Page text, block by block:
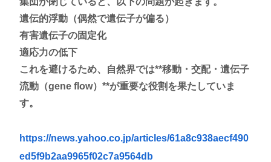
遺伝的浮動（偶然で遺伝子が偏る）
有害遺伝子の固定化
適応力の低下
これを避けるため、自然界では**移動・交配・遺伝子
流動（gene flow）**が重要な役割を果たしていま
す。
https://news.yahoo.co.jp/articles/61a8c938aecf490
ed5f9b2aa9965f02c7a9564db